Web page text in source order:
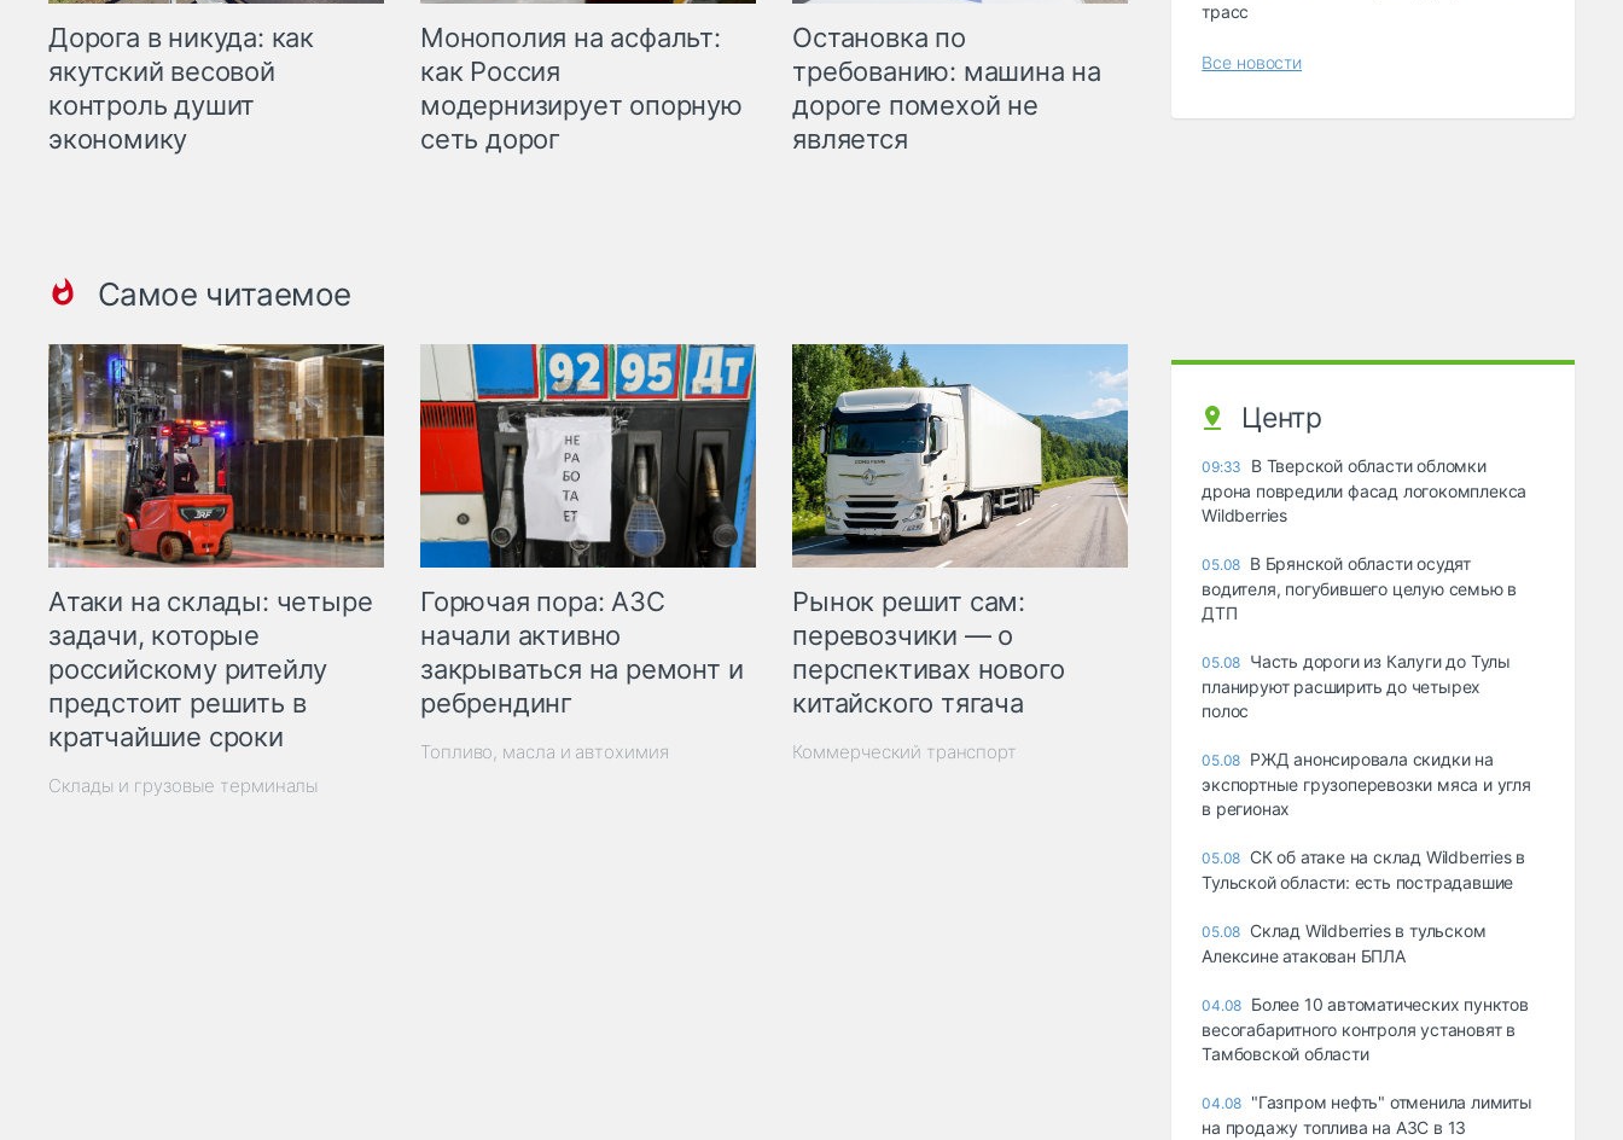
Дорога в никуда: как
якутский весовой
контроль душит
экономику
Монополия на асфальт:
как Россия
модернизирует опорную
сеть дорог
Остановка по
требованию: машина на
дороге помехой не
является
Самое читаемое
Атаки на склады: четыре
задачи, которые
российскому ритейлу
предстоит решить в
кратчайшие сроки
Склады и грузовые терминалы
Горючая пора: АЗС
начали активно
закрываться на ремонт и
ребрендинг
Топливо, масла и автохимия
Рынок решит сам:
перевозчики — о
перспективах нового
китайского тягача
Коммерческий транспорт
трасс
Все новости
Центр
09:33
В Тверской области обломки
дрона повредили фасад логокомплекса
Wildberries
05.08 В Брянской области осудят
водителя, погубившего целую семью в
ДТП
05.08 Часть дороги из Калуги до Тулы
планируют расширить до четырех
полос
05.08 РЖД анонсировала скидки на
экспортные грузоперевозки мяса и угля
в регионах
05.08 СК об атаке на склад Wildberries в
Тульской области: есть пострадавшие
05.08 Склад Wildberries в тульском
Алексине атакован БПЛА
04.08 Более 10 автоматических пунктов
весогабаритного контроля установят в
Тамбовской области
04.08 "Газпром нефть" отменила лимиты
на продажу топлива на АЗС в 13